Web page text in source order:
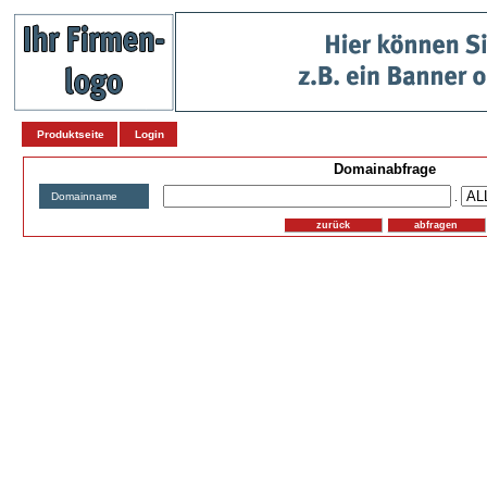
Produktseite Login
Domainabfrage
Domainname